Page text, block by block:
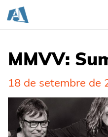
MMVV:
18 de setembre de